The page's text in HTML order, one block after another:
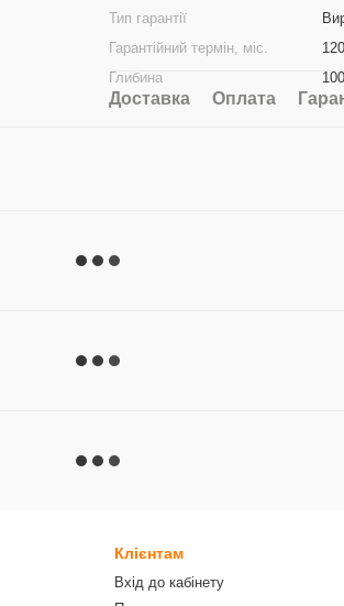
Тип гарантії
Гарантійний термін, міс.
120
Глибина
100
Доставка Оплата
Клієнтам
Вхід до кабінету